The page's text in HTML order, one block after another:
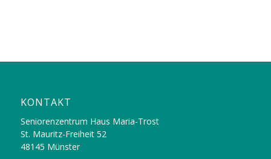
KONTAKT
Seniorenzentrum Haus Maria-Trost
St. Mauritz-Freiheit 52
48145 Münster